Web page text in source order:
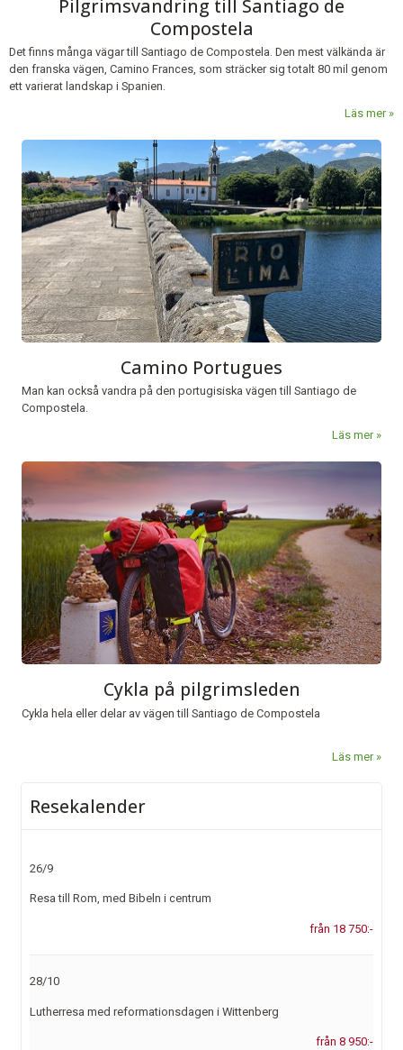
Pilgrimsvandring till Santiago de
Compostela
Det finns många vägar till Santiago de Compostela. Den mest välkända är
den franska vägen, Camino Frances, som sträcker sig totalt 80 mil genom
ett varierat landskap i Spanien.
Läs mer
Camino Portugues
Man kan också vandra på den portugisiska vägen till Santiago de
Compostela.
Läs mer
Cykla på pilgrimsleden
Cykla hela eller delar av vägen till Santiago de Compostela
Läs mer
Resekalender
26/9
Resa till Rom, med Bibeln i centrum
från 18 750:-
28/10
Lutherresa med reformationsdagen i Wittenberg
från 8 950:-